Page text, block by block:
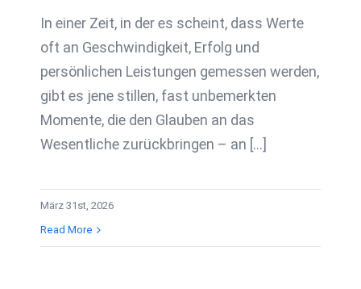
In einer Zeit, in der es scheint, dass Werte
oft an Geschwindigkeit, Erfolg und
persönlichen Leistungen gemessen werden,
gibt es jene stillen, fast unbemerkten
Momente, die den Glauben an das
Wesentliche zurückbringen – an [...]
März 31st, 2026
Read More